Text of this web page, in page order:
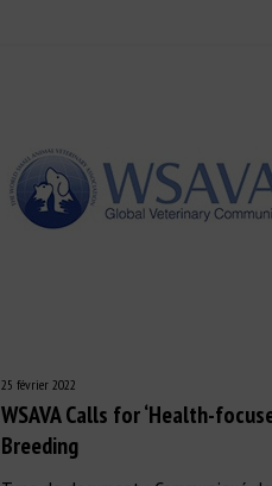
25 février 2022
WSAVA Calls for ‘Health-
Breeding